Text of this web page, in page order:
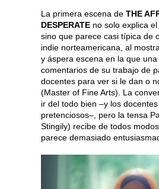
La primera escena de THE
DESPERATE no solo explica
sino que parece casi típica de
indie norteamericana, al
y áspera escena en la que
comentarios de su trabajo de
docentes para ver si le dan o
(Master of Fine Arts). La
ir del todo bien –y los
pretenciosos–, pero la tensa
Stingily) recibe de todos
parece demasiado